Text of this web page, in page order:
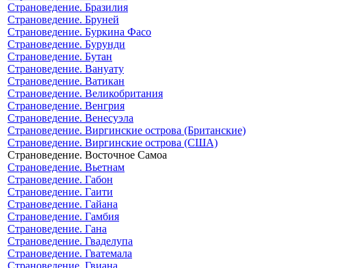
Страноведение. Бразилия
Страноведение. Бруней
Страноведение. Буркина Фасо
Страноведение. Бурунди
Страноведение. Бутан
Страноведение. Вануату
Страноведение. Ватикан
Страноведение. Великобритания
Страноведение. Венгрия
Страноведение. Венесуэла
Страноведение. Виргинские острова (Британские)
Страноведение. Виргинские острова (США)
Страноведение. Восточное Самоа
Страноведение. Вьетнам
Страноведение. Габон
Страноведение. Гаити
Страноведение. Гайана
Страноведение. Гамбия
Страноведение. Гана
Страноведение. Гваделупа
Страноведение. Гватемала
Страноведение. Гвиана